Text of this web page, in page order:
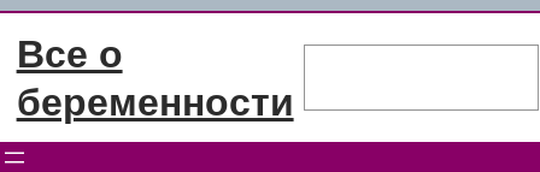
Перейти
содержимому
Все о
беременности